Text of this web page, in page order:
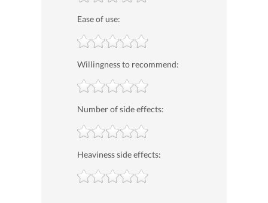
Ease of use:
Willingness to recommend:
Number of side effects:
Heaviness side effects: